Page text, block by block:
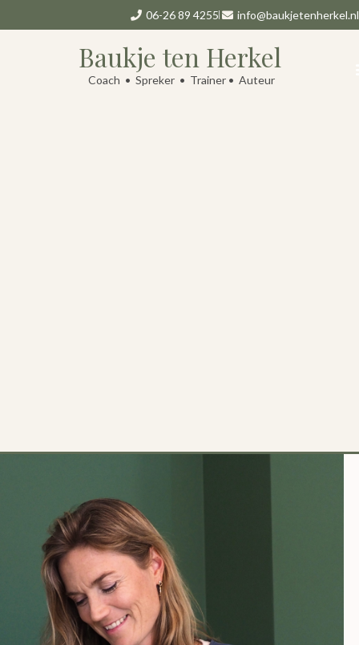
06-26 89 4255 info@baukjetenherkel.nl
Baukje ten Herkel
Coach • Spreker • Trainer • Auteur